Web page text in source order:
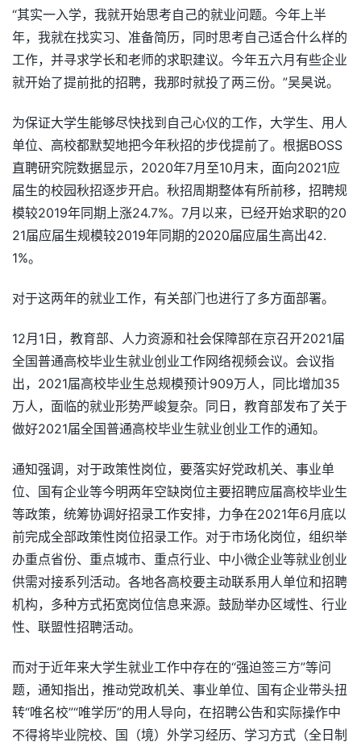
“其实一入学，我就开始思考自己的就业问题。今年上半
年，我就在找实习、准备简历，同时思考自己适合什么样的
工作，并寻求学长和老师的求职建议。今年五六月有些企业
就开始了提前批的招聘，我那时就投了两三份。”吴昊说。
为保证大学生能够尽快找到自己心仪的工作，大学生、用人
单位、高校都默契地把今年秋招的步伐提前了。根据BOSS
直聘研究院数据显示，2020年7月至10月末，面向2021应
届生的校园秋招逐步开启。秋招周期整体有所前移，招聘规
模较2019年同期上涨24.7%。7月以来，已经开始求职的20
21届应届生规模较2019年同期的2020届应届生高出42.
1%。
对于这两年的就业工作，有关部门也进行了多方面部署。
12月1日，教育部、人力资源和社会保障部在京召开2021届
全国普通高校毕业生就业创业工作网络视频会议。会议指
出，2021届高校毕业生总规模预计909万人，同比增加35
万人，面临的就业形势严峻复杂。同日，教育部发布了关于
做好2021届全国普通高校毕业生就业创业工作的通知。
通知强调，对于政策性岗位，要落实好党政机关、事业单
位、国有企业等今明两年空缺岗位主要招聘应届高校毕业生
等政策，统筹协调好招录工作安排，力争在2021年6月底以
前完成全部政策性岗位招录工作。对于市场化岗位，组织举
办重点省份、重点城市、重点行业、中小微企业等就业创业
供需对接系列活动。各地各高校要主动联系用人单位和招聘
机构，多种方式拓宽岗位信息来源。鼓励举办区域性、行业
性、联盟性招聘活动。
而对于近年来大学生就业工作中存在的“强迫签三方”等问
题，通知指出，推动党政机关、事业单位、国有企业带头扭
转“唯名校”“唯学历”的用人导向，在招聘公告和实际操作中
不得将毕业院校、国（境）外学习经历、学习方式（全日制